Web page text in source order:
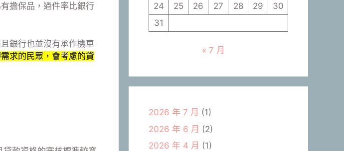
擔保品，過件率比銀行
銀行也並沒有承作機車
求的民眾，會考慮的貸
24
25 26 27 28 29
30
31
« 7 月
2026 年 7 月 (1)
2026 年 6 月 (2)
2026 年 4 月 (1)